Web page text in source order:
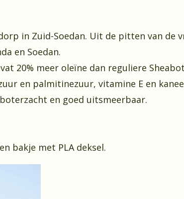
in Zuid-Soedan. Uit de pitten van de
en Soedan.
20% meer oleïne dan reguliere
en palmitinezuur, vitamine E en
en goed uitsmeerbaar.
bakje met PLA deksel.